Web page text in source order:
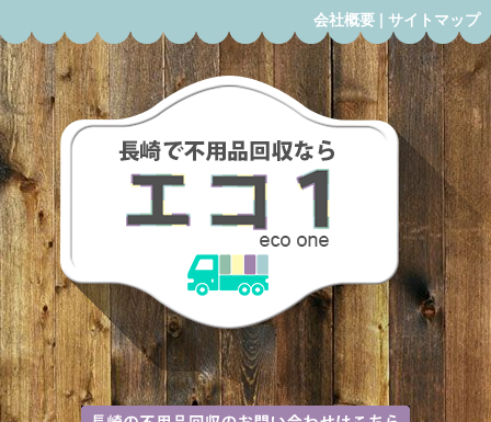
会社概要 | サイトマップ